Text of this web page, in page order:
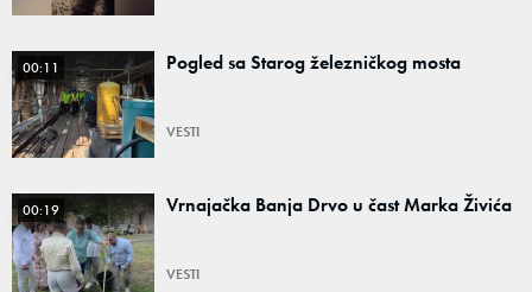
00:11 Pogled sa Starog železničkog mosta
VESTI
00:19 Vrnajačka Banja Drvo u čast Marka Živića
VESTI